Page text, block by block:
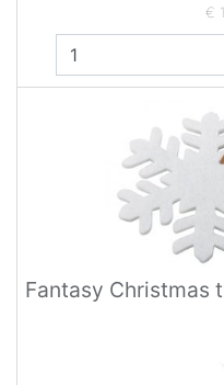
€
Fantasy Christmas